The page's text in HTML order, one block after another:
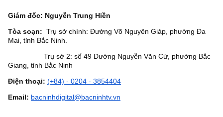
Giám đốc: Nguyễn Trung Hiền
Tòa soạn: Trụ sở chính: Đường Võ Nguyên Giáp, phường Đa
Mai, tỉnh Bắc Ninh.
Trụ sở 2: số 49 Đường Nguyễn Văn Cừ, phường Bắc
Giang, tỉnh Bắc Ninh
Điện thoại: (+84) - 0204 - 3854404
Email: bacninhdigital@bacninhtv.vn